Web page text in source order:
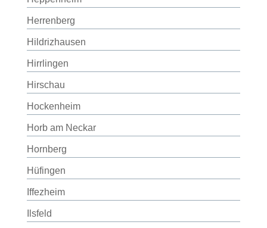
Herrenberg
Hildrizhausen
Hirrlingen
Hirschau
Hockenheim
Horb am Neckar
Hornberg
Hüfingen
Iffezheim
Ilsfeld